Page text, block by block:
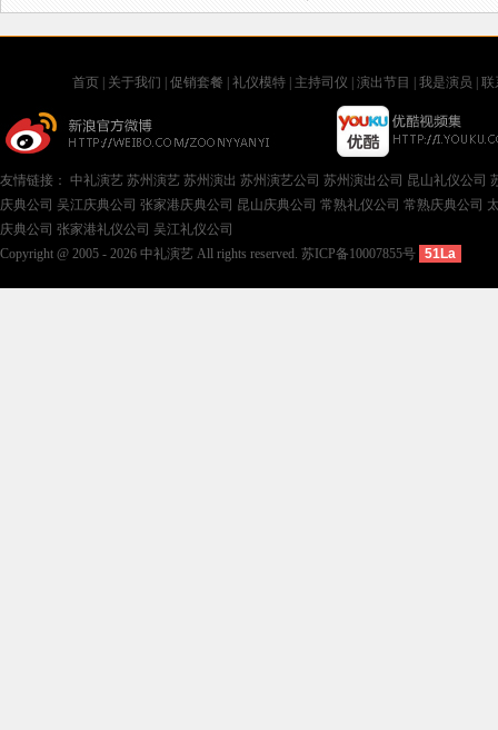
首页| 关于我们 促销套餐 礼仪模特| 主持司仪 演出节目 我是演员 联
友情链接： 中礼演艺 苏州演艺 苏州演出 苏州演艺公司 苏州演出公司 昆山礼仪公司
庆典公司 吴江庆典公司 张家港庆典公司 昆山庆典公司 常熟礼仪公司 常熟庆典公司
庆典公司 张家港礼仪公司 吴江礼仪公司
Copyright @ 2005 - 2026 中礼演艺 All rights reserved. 苏ICP备10007855号 51La